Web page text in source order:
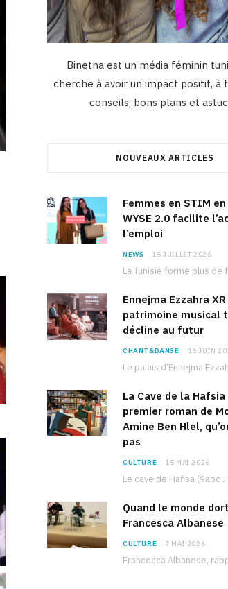
Binetna est un média féminin
cherche à avoir un impact positif, à
conseils, bons plans et
NOUVEAUX ARTICLES
Femmes en STIM
WYSE 2.0 facilite
l’emploi
NEWS 15 JUILLET 2026
Ennejma Ezzahra
patrimoine musical
décline au futur
CHANT&DANSE 16 JUIN
La Cave de la Hafsia
premier roman de
Amine Ben Hlel,
pas
CULTURE 15 MAI 2026
Quand le monde
Francesca Albanese
CULTURE 7 MAI 2026